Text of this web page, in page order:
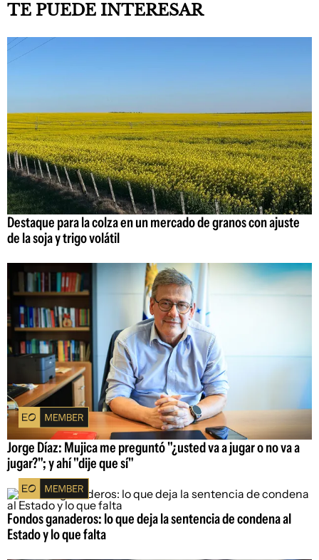
TE PUEDE INTERESAR
Destaque para la colza en un mercado de granos con ajuste
de la soja y trigo volátil
Jorge Díaz: Mujica me preguntó "¿usted va a jugar o no va a
jugar?"; y ahí "dije que sí"
Fondos ganaderos: lo que deja la sentencia de condena al
Estado y lo que falta